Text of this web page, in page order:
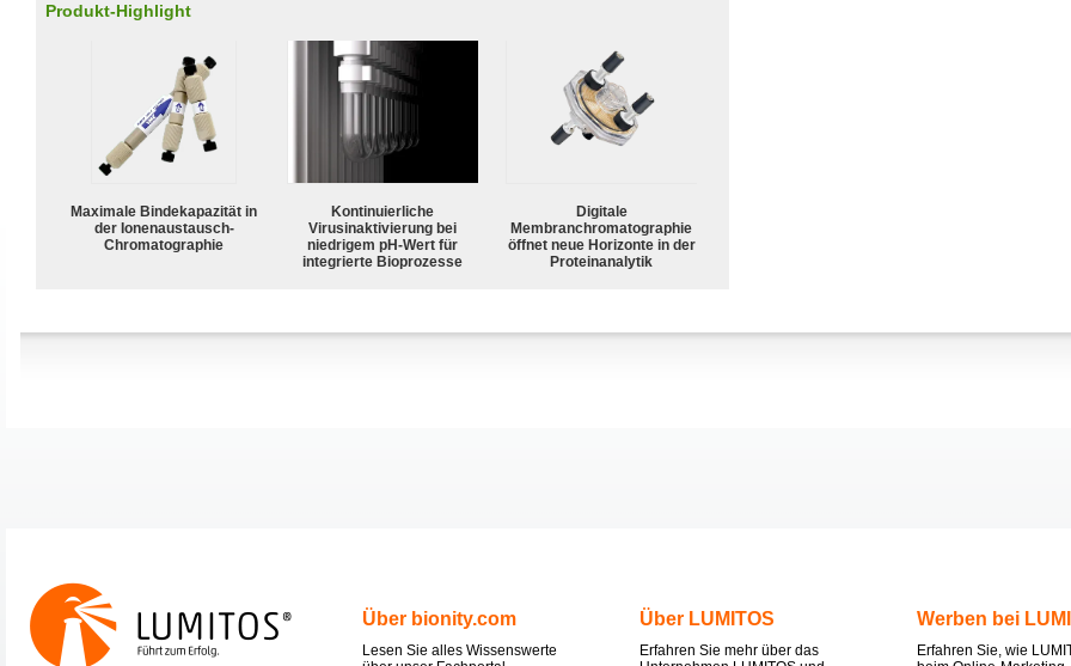
Produkt-Highlight
Maximale Bindekapazität in
der Ionenaustausch-
Chromatographie
Kontinuierliche
Virusinaktivierung bei
niedrigem pH-Wert für
integrierte Bioprozesse
Digitale
Membranchromatographie
öffnet neue Horizonte in der
Proteinanalytik
Über bionity.com
Lesen Sie alles Wissenswerte
Über LUMITOS
Erfahren Sie mehr über das
Werben bei
Erfahren Sie, wie